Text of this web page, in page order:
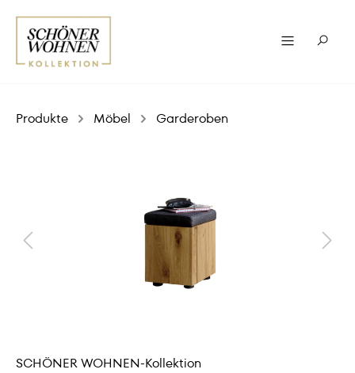
Produkte Möbel Garderoben
SCHÖNER WOHNEN-Kollektion